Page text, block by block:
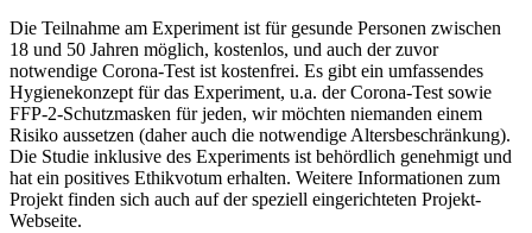
Die Teilnahme am Experiment ist für gesunde Personen zwischen
18 und 50 Jahren möglich, kostenlos, und auch der zuvor
notwendige Corona-Test ist kostenfrei. Es gibt ein umfassendes
Hygienekonzept für das Experiment, u.a. der Corona-Test sowie
FFP-2-Schutzmasken für jeden, wir möchten niemanden einem
Risiko aussetzen (daher auch die notwendige Altersbeschränkung).
Die Studie inklusive des Experiments ist behördlich genehmigt und
hat ein positives Ethikvotum erhalten. Weitere Informationen zum
Projekt finden sich auch auf der speziell eingerichteten Projekt-
Webseite.